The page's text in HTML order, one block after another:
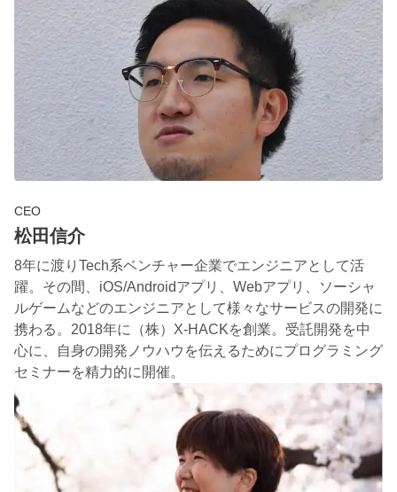
CEO
松田信介
8年に渡りTech系ベンチャー企業でエンジニアとして活
躍。その間、iOS/Androidアプリ、Webアプリ、ソーシャ
ルゲームなどのエンジニアとして様々なサービスの開発に
携わる。2018年に（株）X-HACKを創業。受託開発を中
心に、自身の開発ノウハウを伝えるためにプログラミング
セミナーを精力的に開催。